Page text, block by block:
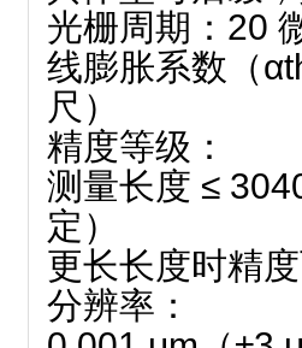
光栅周期 ：20
线膨胀系数（
尺）‌
精度等级 ‌：
测量长度 ≤
定）‌
更长长度时精
分辨率 ‌：